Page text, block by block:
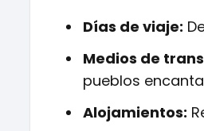
Días de viaje:
Medios de
pueblos
Alojamientos: